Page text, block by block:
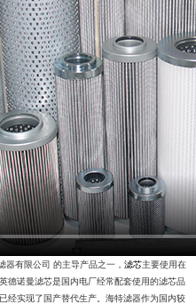
器有限公司 的主导产品之一， 滤芯主要使用在
德诺曼滤芯是国内电厂经常配套使用的滤芯品
经实现了国产替代生产。海特滤器作为国内较